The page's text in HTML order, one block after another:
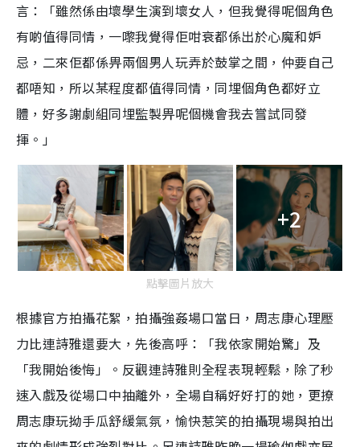
言：「雖然係由壞學生演到壞女人，但我覺得呢個角色
有啲值得同情，一嚟我覺得佢咁衰都係出於心魔和妒
忌，二來佢都係畀兩個男人玩弄於鼓掌之間，仲要自己
都唔知，所以某程度都值得同情，同埋個角色都好立
體，好多謝劇組同埋監製畀呢個機會我去嘗試同發
揮。」
+2
點擊圖片放大
根據官方拍攝花絮，拍攝強姦場口當日，周志康心理壓
力比連詩雅還要大，先後高呼：「我依家開始驚」及
「我開始後悔」。反觀連詩雅則全程表現輕鬆，除了秒
速入戲及從場口中抽離外，全場自稱好好打的她，更撩
周志康玩拗手瓜舒緩氣氛，愉快惹笑的拍攝現場與拍出